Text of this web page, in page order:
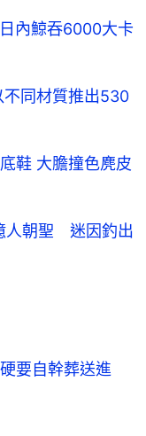
內鯨吞6000大卡
同材質推出530
鞋 大膽撞色麂皮
人朝聖 迷因釣出
要自幹葬送進